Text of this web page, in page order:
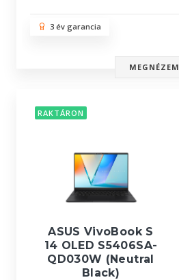
3 év garancia
MEGNÉZEM
RAKTÁRON
ASUS VivoBook S
14 OLED S5406SA-
QD030W (Neutral
Black)